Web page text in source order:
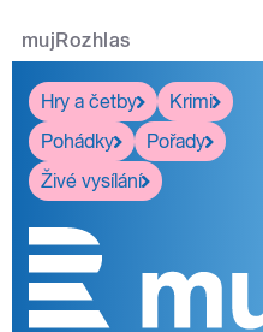
mujRozhlas
Hry a četby
Krimi
Pohádky
Pořady
Živé vysílání